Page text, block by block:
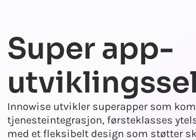
Super app-
Innowise utvikler superapper som
tjenesteintegrasjon, førsteklasses
med et fleksibelt design som støtter